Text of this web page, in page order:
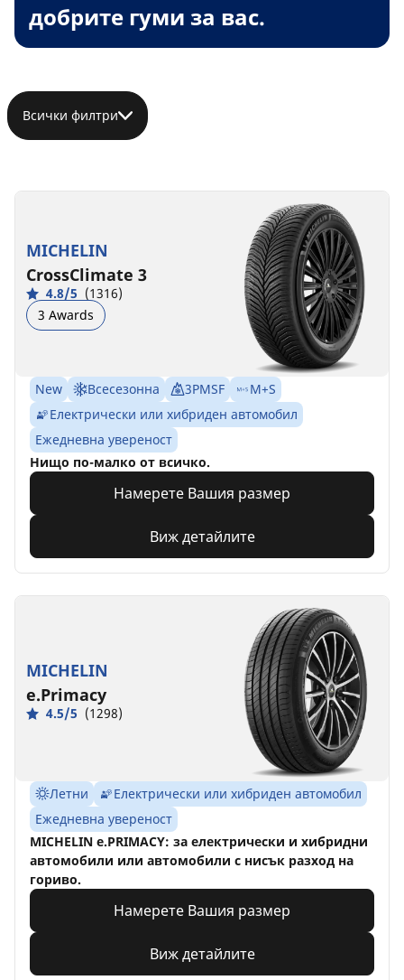
добрите гуми за вас.
Всички филтри
MICHELIN
CrossClimate 3
4.8/5 (1316)
3 Awards
New Всесезонна 3PMSF
M+S
Електрически или хибриден автомобил
Ежедневна увереност
Нищо по-малко от всичко.
Намерете Вашия размер
Виж детайлите
MICHELIN
e.Primacy
4.5/5 (1298)
Летни
Електрически или хибриден автомобил
Ежедневна увереност
MICHELIN e.PRIMACY: за електрически и хибридни
автомобили или автомобили с нисък разход на
гориво.
Намерете Вашия размер
Виж детайлите